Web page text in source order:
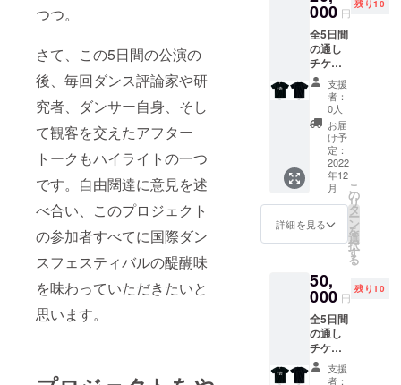
つつ。
さて、この5日間の公演の
後、毎回ダンス評論家や研
究者、ダンサー自身、そし
て観客を交えたアフター
トークもハイライトの一つ
です。自由闊達に意見を述
べ合い、このプロジェクト
の参加者すべてに国際ダン
スフェスティバルの醍醐味
を味わっていただきたいと
思います。
Compa
MÂ
Thierry
Castel
&
Sachik
Ishikaw
France
・天狼
星堂 大
森政
Melissa
Lohma
n Italy
＆長内
真理・
Limón
Dance
Compa
ny
KATHR
ALTER
USA
Olha
Marusy
n
Ukraine
SUZUKI
project
ユキ
オ・
Conflue
nce
Heywar
す） ・
舞踏祭
特製T
シャツ
１枚
（M,Lか
らサイ
ズをお
選びく
ださ
い ※当
日受付
でお渡
ししま
す） １
８日
演 参加
予定ダ
ンサー
国際共
同制
作/Jour
ney・
Syv
000 円
残り10
全5日間
の通し
チケッ
ト１
枚、
メール
にて予
約受付
済みを
通知い
たしま
す（チ
ケット
は当日
受付で
準備し
す）舞
踏祭特
製Tシャ
ツ２枚
（M,Lか
らサイ
ズをお
選びく
支援
者：
0人
お届
け予
定：
2022
年12
月
詳細を見る
こ
の
リ
タ
ー
ン
を
選
択
す
る
50,
000 円
残り10
全5日間
の通し
チケッ
ト１
枚、支援
者：